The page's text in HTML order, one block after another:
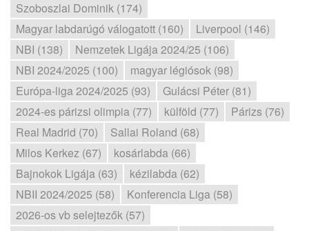
Szoboszlai Dominik (174)
Magyar labdarúgó válogatott (160)
Liverpool (146)
NBI (138)
Nemzetek Ligája 2024/25 (106)
NBI 2024/2025 (100)
magyar légiósok (98)
Európa-liga 2024/2025 (93)
Gulácsi Péter (81)
2024-es párizsi olimpia (77)
külföld (77)
Párizs (76)
Real Madrid (70)
Sallai Roland (68)
Milos Kerkez (67)
kosárlabda (66)
Bajnokok Ligája (63)
kézilabda (62)
NBII 2024/2025 (58)
Konferencia Liga (58)
2026-os vb selejtezők (57)